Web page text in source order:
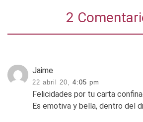
2
Jaime
22 abril 20, 4:05 pm
Felicidades por tu carta
Es emotiva y bella, dentro del